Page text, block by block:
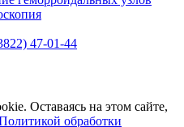
47-01-44
Оставаясь на этом сайте,
обработки